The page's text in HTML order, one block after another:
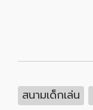
สนามเด็กเล่น